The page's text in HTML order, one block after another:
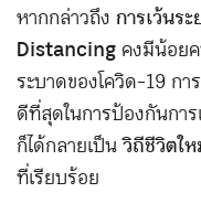
หากกล่าวถึง การเว้นร
Distancingคงมีน้อย
ระบาดของโควิด-19 ก
ดีที่สุดในการป้องกันกา
ก็ได้กลายเป็นวิถีชีวิตใ
ที่เรียบร้อย